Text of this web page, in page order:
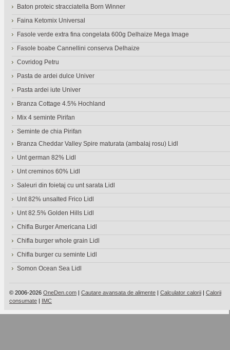
Baton proteic stracciatella Born Winner
Faina Ketomix Universal
Fasole verde extra fina congelata 600g Delhaize Mega Image
Fasole boabe Cannellini conserva Delhaize
Covridog Petru
Pasta de ardei dulce Univer
Pasta ardei iute Univer
Branza Cottage 4.5% Hochland
Mix 4 seminte Pirifan
Seminte de chia Pirifan
Branza Cheddar Valley Spire maturata (ambalaj rosu) Lidl
Unt german 82% Lidl
Unt creminos 60% Lidl
Saleuri din foietaj cu unt sarata Lidl
Unt 82% unsalted Frico Lidl
Unt 82.5% Golden Hills Lidl
Chifla Burger Americana Lidl
Chifla burger whole grain Lidl
Chifla burger cu seminte Lidl
Somon Ocean Sea Lidl
© 2006-2026 OneDen.com | Cautare avansata de alimente | Calculator calorii | Calorii
consumate | IMC